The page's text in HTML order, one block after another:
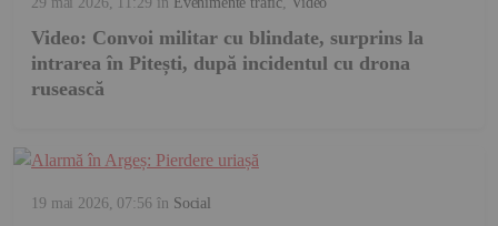
Video: Convoi militar cu blindate, surprins la
intrarea în Pitești, după incidentul cu drona
rusească
19 mai 2026, 07:56 în Social